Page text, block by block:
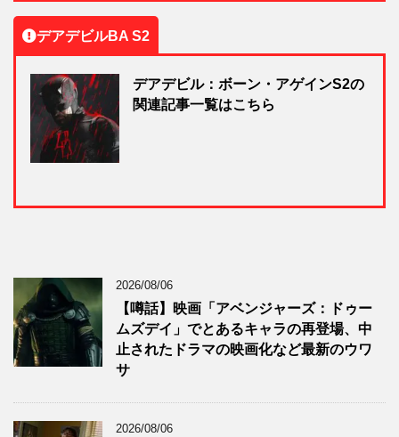
デアデビルBA S2
デアデビル：ボーン・アゲインS2の
関連記事一覧はこちら
2026/08/06
【噂話】映画「アベンジャーズ：ドゥー
ムズデイ」でとあるキャラの再登場、中
止されたドラマの映画化など最新のウワ
サ
2026/08/06